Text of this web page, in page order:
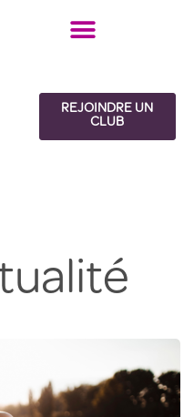
REJOINDRE UN
CLUB